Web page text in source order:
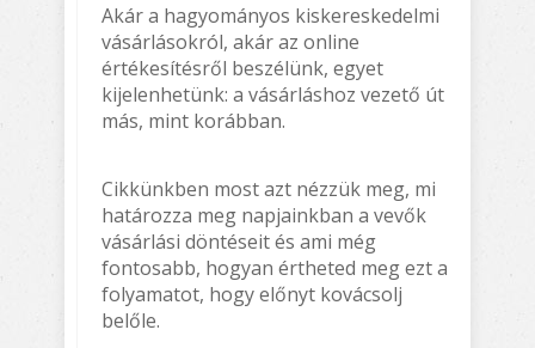
Akár a hagyományos kiskereskedelmi
vásárlásokról, akár az online
értékesítésről beszélünk, egyet
kijelenhetünk: a vásárláshoz vezető út
más, mint korábban.
Cikkünkben most azt nézzük meg, mi
határozza meg napjainkban a vevők
vásárlási döntéseit és ami még
fontosabb, hogyan értheted meg ezt a
folyamatot, hogy előnyt kovácsolj
belőle.